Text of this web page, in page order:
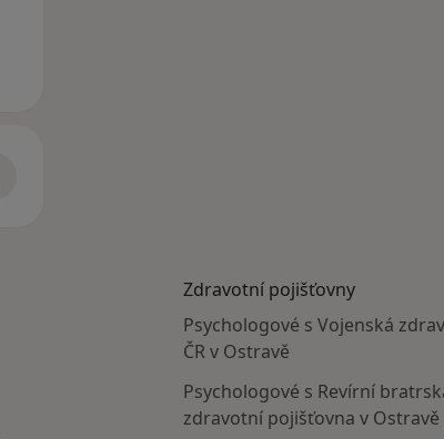
Zdravotní pojišťovny
Psychologové s Vojenská
ČR v Ostravě
Psychologové s Revírní
zdravotní pojišťovna v Ostravě